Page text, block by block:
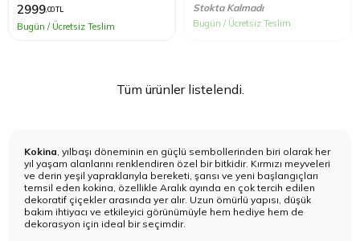
2999,00 TL
Bugün / Ücretsiz Teslim
Stokta Kalmadı
Bugün / Ücretsiz Teslim
Tüm ürünler listelendi.
Kokina , yılbaşı döneminin en güçlü sembollerinden biri olarak her
yıl yaşam alanlarını renklendiren özel bir bitkidir. Kırmızı meyveleri
ve derin yeşil yapraklarıyla bereketi, şansı ve yeni başlangıçları
temsil eden kokina, özellikle Aralık ayında en çok tercih edilen
dekoratif çiçekler arasında yer alır. Uzun ömürlü yapısı, düşük
bakım ihtiyacı ve etkileyici görünümüyle hem hediye hem de
dekorasyon için ideal bir seçimdir.